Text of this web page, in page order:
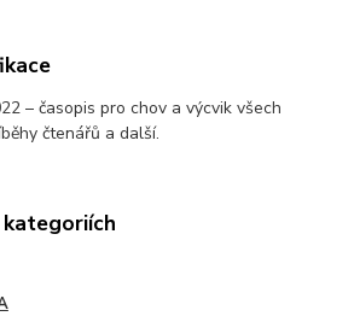
– časopis pro chov a výcvik všech
čtenářů a další.